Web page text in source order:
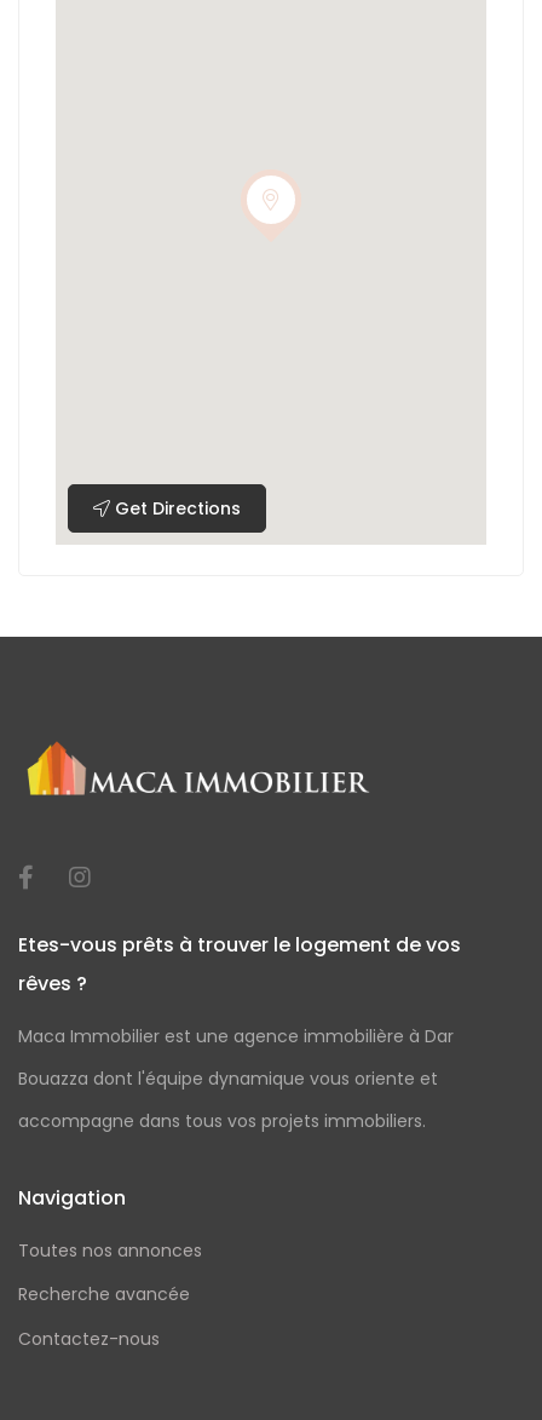
Get Directions
Etes-vous prêts à trouver le logement de vos
rêves ?
Maca Immobilier est une agence immobilière à Dar
Bouazza dont l'équipe dynamique vous oriente et
accompagne dans tous vos projets immobiliers.
Navigation
Toutes nos annonces
Recherche avancée
Contactez-nous